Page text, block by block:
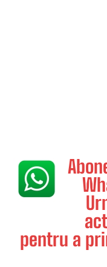
pentru a